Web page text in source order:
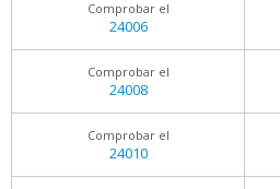
Comprobar el
24006
Comprobar el
24008
Comprobar el
24010